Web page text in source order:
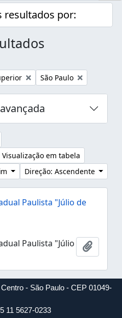
resultados por:
Remover filtro:
São Paulo
Visualização em tabela
Direção: Ascendente
Paulista "Júlio de
Paulista "Júlio
- São Paulo - CEP 01049-
11 5627-0233